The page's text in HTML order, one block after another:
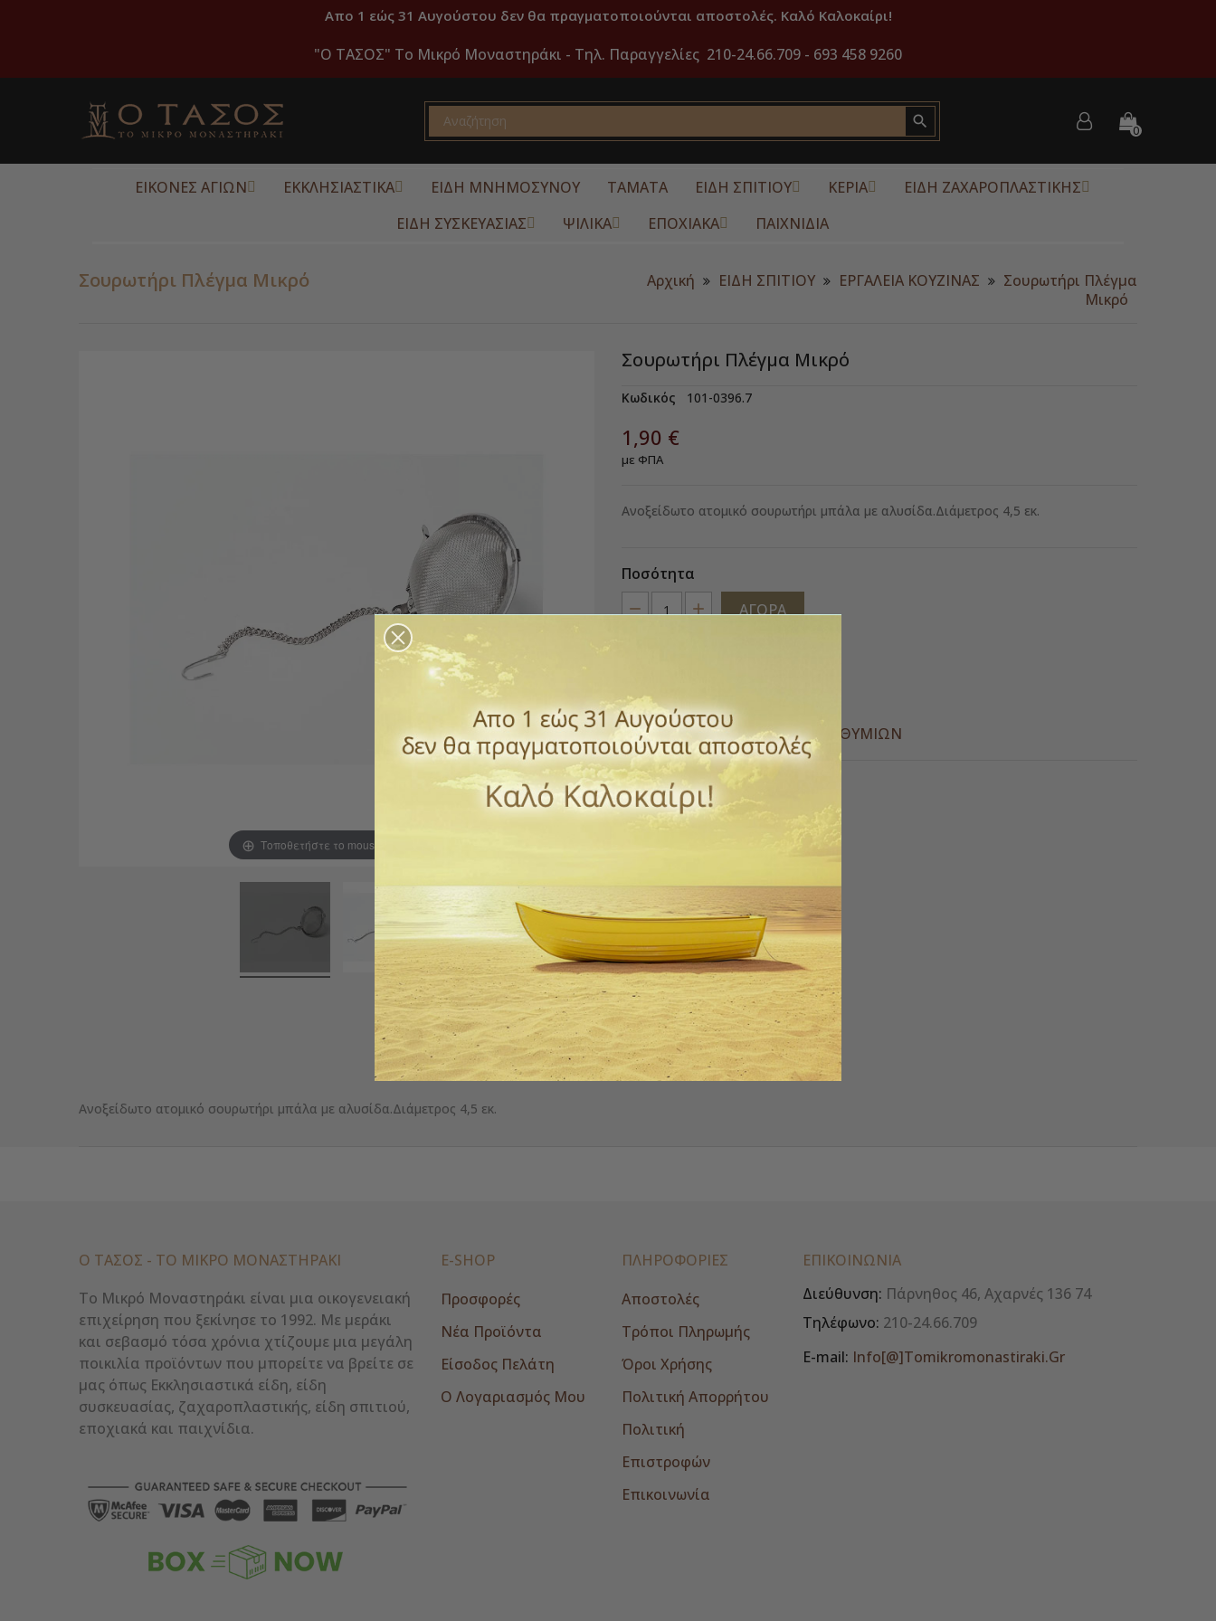
Απο 1 εώς 31 Αυγούστου δεν θα πραγματοποιούνται αποστολές. Καλό Καλοκαίρι!
"O ΤΑΣΟΣ" Το Μικρό Μοναστηράκι - Τηλ. Παραγγελίες 210-24.66.709 - 693 458 9260
 0
ΕΙΚΟΝΕΣ ΑΓΙΩΝ ΕΚΚΛΗΣΙΑΣΤΙΚΑ ΕΙΔΗ ΜΝΗΜΟΣΥΝΟΥ ΤΑΜΑΤΑ ΕΙΔΗ ΣΠΙΤΙΟΥ ΚΕΡΙΑ
ΕΙΔΗ ΖΑΧΑΡΟΠΛΑΣΤΙΚΗΣ
ΕΙΔΗ ΣΥΣΚΕΥΑΣΙΑΣ
ΨΙΛΙΚΑ ΕΠΟΧΙΑΚΑ ΠΑΙΧΝΙΔΙΑ
Σουρωτήρι Πλέγμα Μικρό Αρχική ΕΙΔΗ ΣΠΙΤΙΟΥ ΕΡΓΑΛΕΙΑ ΚΟΥΖΙΝΑΣ
Σουρωτήρι Πλέγμα
Μικρό
Τοποθετήστε το mouse για zoom
Σουρωτήρι Πλέγμα Μικρό
Κωδικός 101-0396.7
1,90 €
με ΦΠΑ
Ανοξείδωτο ατομικό σουρωτήρι μπάλα με αλυσίδα.Διάμετρος 4,5 εκ.
Ποσότητα
ΑΓΟΡΆ
ΠΡΌΣΘΕΣΕ ΣΤΗΝ ΛΊΣΤΑ ΕΠΙΘΥΜΙΏΝ
Περιγραφή λεπτομέρειες προιόντος
Ανοξείδωτο ατομικό σουρωτήρι μπάλα με αλυσίδα.Διάμετρος 4,5 εκ.
Ο ΤΑΣΟΣ - ΤΟ ΜΙΚΡΌ ΜΟΝΑΣΤΗΡΆΚΙ
Το Μικρό Μοναστηράκι είναι μια οικογενειακή
επιχείρηση που ξεκίνησε το 1992. Με μεράκι
και σεβασμό τόσα χρόνια χτίζουμε μια μεγάλη
ποικιλία προϊόντων που μπορείτε να βρείτε σε
μας όπως Εκκλησιαστικά είδη, είδη
συσκευασίας, ζαχαροπλαστικής, είδη σπιτιού,
εποχιακά και παιχνίδια.
E-SHOP
Προσφορές
Νέα Προϊόντα
Είσοδος Πελάτη
Ο Λογαριασμός Μου
ΠΛΗΡΟΦΟΡΙΕΣ
Αποστολές
Τρόποι Πληρωμής
Όροι Χρήσης
Πολιτική Απορρήτου
Πολιτική
Επιστροφών
Επικοινωνία
ΕΠΙΚΟΙΝΩΝΊΑ
Διεύθυνση: Πάρνηθος 46, Αχαρνές 136 74
Τηλέφωνο: 210-24.66.709
E-mail: Info[@]tomikromonastiraki.gr